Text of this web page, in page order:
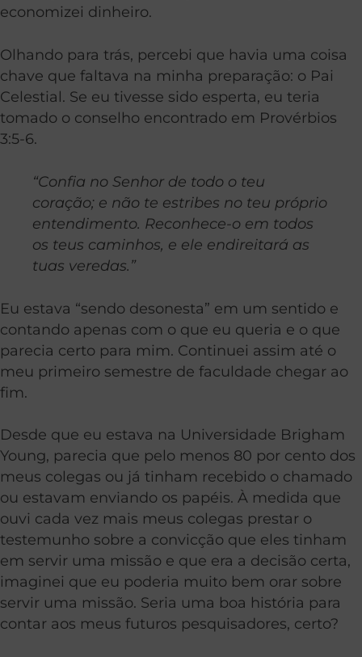
economizei dinheiro.
Olhando para trás, percebi que havia uma coisa
chave que faltava na minha preparação: o Pai
Celestial. Se eu tivesse sido esperta, eu teria
tomado o conselho encontrado em Provérbios
3:5-6.
“Confia no Senhor de todo o teu
coração; e não te estribes no teu próprio
entendimento. Reconhece-o em todos
os teus caminhos, e ele endireitará as
tuas veredas.”
Eu estava “sendo desonesta” em um sentido e
contando apenas com o que eu queria e o que
parecia certo para mim. Continuei assim até o
meu primeiro semestre de faculdade chegar ao
fim.
Desde que eu estava na Universidade Brigham
Young, parecia que pelo menos 80 por cento dos
meus colegas ou já tinham recebido o chamado
ou estavam enviando os papéis. À medida que
ouvi cada vez mais meus colegas prestar o
testemunho sobre a convicção que eles tinham
em servir uma missão e que era a decisão certa,
imaginei que eu poderia muito bem orar sobre
servir uma missão. Seria uma boa história para
contar aos meus futuros pesquisadores, certo?